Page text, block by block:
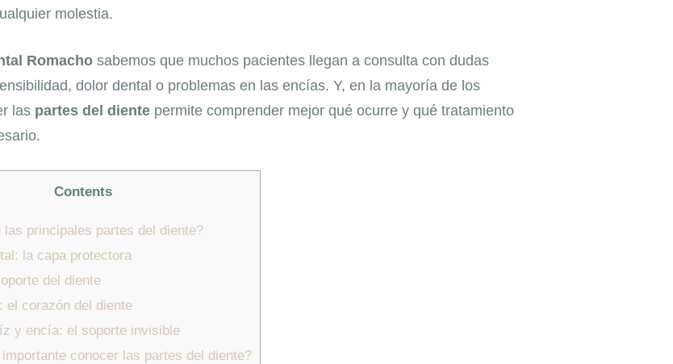
molestia.
Romacho sabemos que muchos pacientes llegan a consulta con dudas
dolor dental o problemas en las encías. Y, en la mayoría de los
las partes del diente permite comprender mejor qué ocurre y qué tratamiento
Contents
las principales partes del diente?
la capa protectora
del diente
el corazón del diente
y encía: el soporte invisible
conocer las partes del diente?